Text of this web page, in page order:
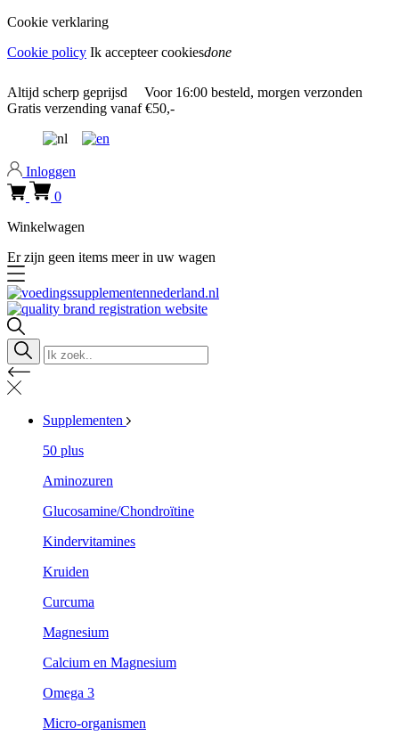
Cookie verklaring
Cookie policy Ik accepteer cookiesdone
Altijd scherp geprijsd Voor 16:00 besteld, morgen verzonden
Gratis verzending vanaf €50,-
Inloggen
0
Winkelwagen
Er zijn geen items meer in uw wagen
Supplementen
50 plus
Aminozuren
Glucosamine/Chondroïtine
Kindervitamines
Kruiden
Curcuma
Magnesium
Calcium en Magnesium
Omega 3
Micro-organismen